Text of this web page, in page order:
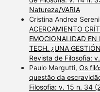
Natureza/VARIA
Cristina Andrea
ACERCAMIENTO
EMOCIONALIDAD EN
TECH. ¿UNA
Revista de Filosofia:
Paulo Margutti, Os
questão da
Filosofia: v. 15 n. 34